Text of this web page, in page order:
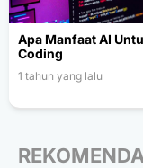
Apa Manfaat AI
Coding
1 tahun yang lalu